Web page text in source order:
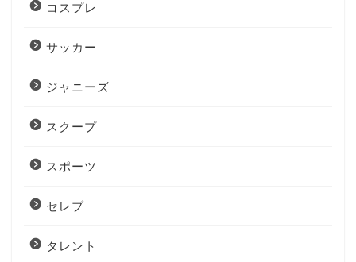
コスプレ
サッカー
ジャニーズ
スクープ
スポーツ
セレブ
タレント